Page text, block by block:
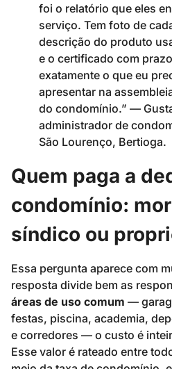
foi o relatório que eles
serviço. Tem foto de
descrição do produto
e o certificado com
exatamente o que eu
apresentar na
do condomínio.” —
administrador de
São Lourenço, Bertioga.
Quem paga a
condomínio:
síndico ou
Essa pergunta aparece com
resposta divide bem as
áreas de uso comum —
festas, piscina, academia,
e corredores — o custo é
Esse valor é rateado entre